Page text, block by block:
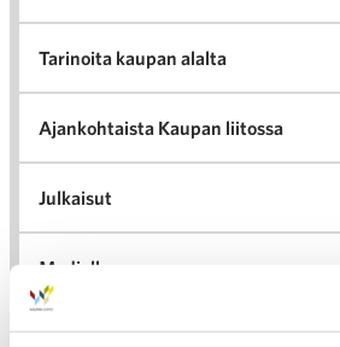
Tarinoita kaupan alalta
Ajankohtaista Kaupan liitossa
Julkaisut
Medialle
Seuraa toimintaamme